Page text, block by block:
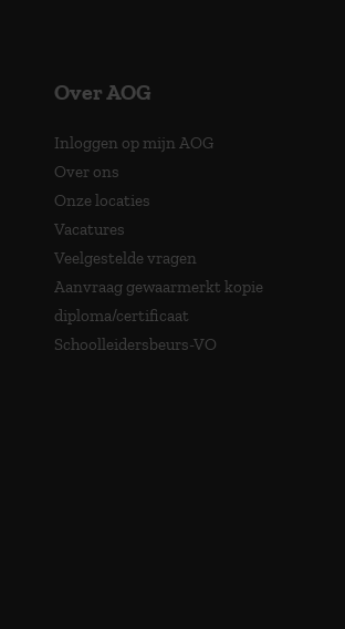
Over AOG
Inloggen op mijn AOG
Over ons
Onze locaties
Vacatures
Veelgestelde vragen
Aanvraag gewaarmerkt kopie
diploma/certificaat
Schoolleidersbeurs-VO